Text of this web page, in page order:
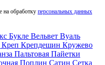
на обработку персональных данных
Букле Вельвет Вуаль
Креп Крепдешин Кружево
Пальтовая Пайетки
Поплин Сатин Сетка